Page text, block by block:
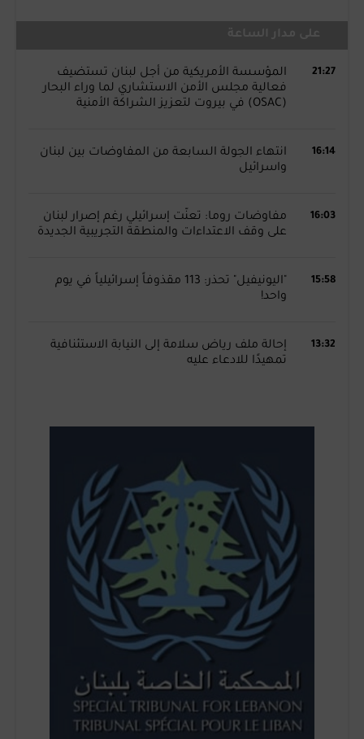
21:27
المؤسسة الأمريكية من أجل لبنان تستضيف
فعالية مجلس الأمن الاستشاري لما وراء البحار
(OSAC) في بيروت لتعزيز الشراكة الأمنية
16:14
انتهاء الجولة السابعة من المفاوضات بين لبنان
واسرائيل
16:03
مفاوضات روما: تعنّت إسرائيلي رغم إصرار لبنان
على وقف الاعتداءات والمنطقة التجريبية الجديدة
15:58
"اليونيفيل" تحذر: 113 مقذوفاً إسرائيلياً في يوم
واحد!
13:32
إحالة ملف رياض سلامة إلى النيابة الاستئنافية
تمهيدًا للادعاء عليه